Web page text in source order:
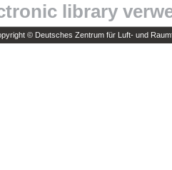
library
© Deutsches Zentrum für Luft- und